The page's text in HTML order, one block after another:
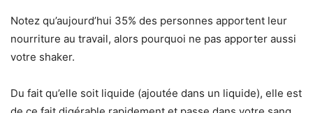
Notez qu’aujourd’hui 35% des personnes apportent leur
nourriture au travail, alors pourquoi ne pas apporter aussi
votre shaker.
Du fait qu’elle soit liquide (ajoutée dans un liquide), elle est